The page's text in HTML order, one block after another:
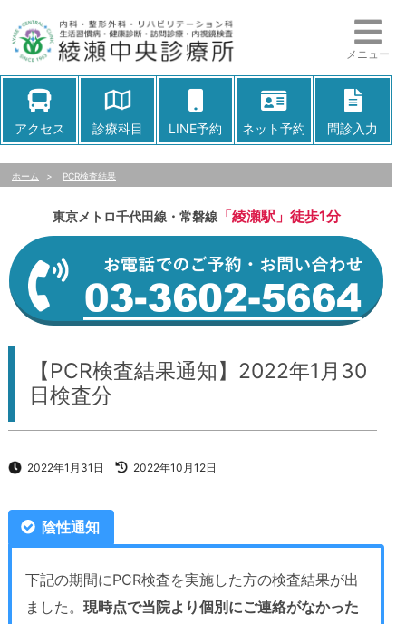
メニュー
アクセス 診療科目 LINE予約 ネット予約 問診入力
ホーム > PCR検査結果
東京メトロ千代田線・常磐線「綾瀬駅」徒歩1分
【PCR検査結果通知】2022年1月30
日検査分
2022年1月31日 2022年10月12日
陰性通知
下記の期間にPCR検査を実施した方の検査結果が出
ました。 現時点で当院より個別にご連絡がなかった